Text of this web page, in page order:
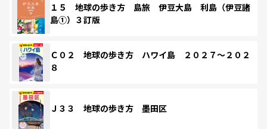
１５ 地球の歩き方 島旅 伊豆大島 利島（伊豆諸
島①）３訂版
Ｃ０２ 地球の歩き方 ハワイ島 ２０２７～２０２
８
Ｊ３３ 地球の歩き方 墨田区